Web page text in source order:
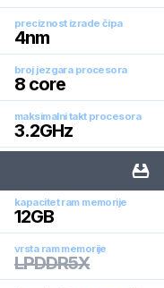
preciznost izrade čipa
4nm
broj jezgara procesora
8 core
maksimalni takt procesora
3.2GHz
kapacitet ram memorije
12GB
vrsta ram memorije
LPDDR5X